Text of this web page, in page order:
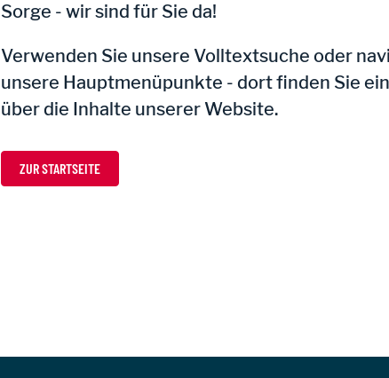
Sorge - wir sind für Sie da!
Verwenden Sie unsere Volltextsuche oder
unsere Hauptmenüpunkte - dort finden Sie
über die Inhalte unserer Website.
ZUR STARTSEITE